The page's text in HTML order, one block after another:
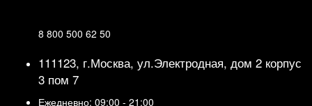
8 800 500 62 50
111123, г.Москва, ул.Электродная, дом 2 корпус
3 пом 7
Ежедневно: 09:00 - 21:00